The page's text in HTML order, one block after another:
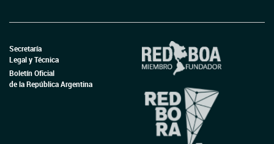
Secretaría
Legal y Técnica
Boletín Oficial
de la República Argentina